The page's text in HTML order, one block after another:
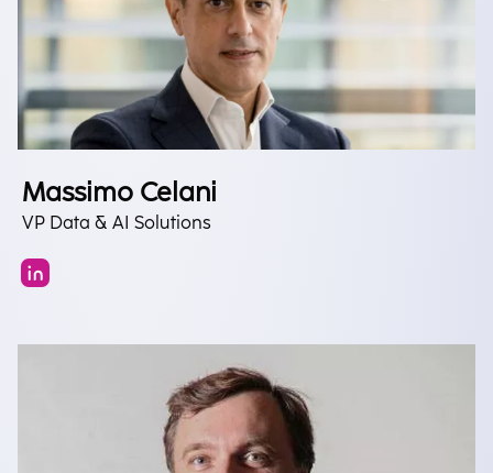
Massimo Celani
VP Data & AI Solutions